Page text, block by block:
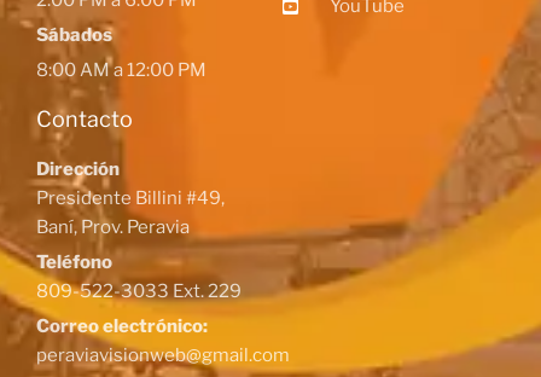
Sábados
8:00 AM a 12:00 PM
Contacto
Dirección
Presidente Billini #49,
Baní, Prov. Peravia
Teléfono
809-522-3033 Ext. 229
Correo electrónico:
peraviavisionweb@gmail.com
YouTube